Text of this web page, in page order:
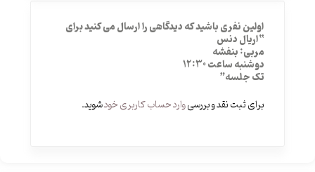
اولین نفری باشید که دیدگاهی را ارسال می کنید برای
“اریال دنس
مربی: بنفشه
دوشنبه ساعت 12:30
تک جلسه”
برای ثبت نقد و بررسیوارد حساب کاربری خودشوید.